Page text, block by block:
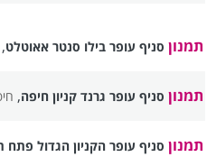
תמנון סניף עופר בילו סנטר אאוטלט
תמנון סניף עופר גרנד קניון חיפה,
תמנון סניף עופר הקניון הגדול פתח